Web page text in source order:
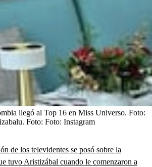
llegó al Top 16 en Miss Universo. Foto:
Foto: Foto: Instagram
de los televidentes se posó sobre la
tuvo Aristizábal cuando le comenzaron a